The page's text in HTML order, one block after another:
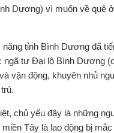
Dương) vì muốn về quê
tỉnh Bình Dương đã
ngã tư Đại lộ Bình Dương
vận động, khuyên nhủ
chủ yếu đây là những
Tây là lao động bị